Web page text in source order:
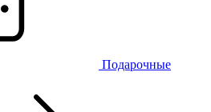
Подарочные